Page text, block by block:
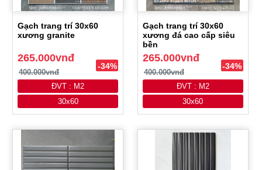
Gạch trang trí 30x60
xương granite
265.000vnđ
400.000vnđ
-34%
ĐVT : M2
30x60
Gạch trang trí 30x60
xương đá cao cấp siêu
bền
265.000vnđ
400.000vnđ
-34%
ĐVT : M2
30x60